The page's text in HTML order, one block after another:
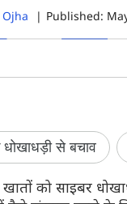
| Published:
खातों को साइबर